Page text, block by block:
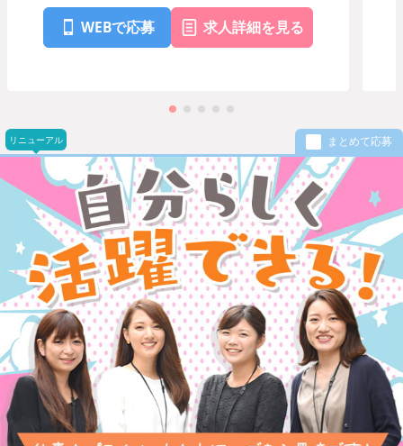
WEBで応募 求人詳細を見る
リニューアル まとめて応募